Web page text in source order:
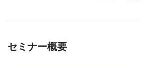
セミナー概要